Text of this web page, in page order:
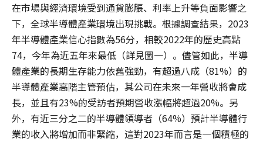
在市場與經濟環境受到通貨膨脹、利率上升等負面影響之
下，全球半導體產業環境出現挑戰。根據調查結果，2023
年半導體產業信心指數為56分，相較2022年的歷史高點
74，今年為近五年來最低（詳見圖一）。儘管如此，半導
體產業的長期生存能力依舊強勁，有超過八成（81%）的
半導體產業高階主管預估，其公司在未來一年營收將會成
長，並且有23%的受訪者預期營收漲幅將超過20%。另
外，有近三分之二的半導體領導者（64%）預計半導體行
業的收入將增加而非緊縮，這對2023年而言是一個積極的